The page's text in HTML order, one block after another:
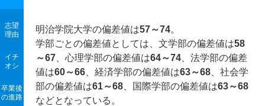
志望
理由
イチ
オシ
卒業後
の進路
明治学院大学の偏差値は57～74。
学部ごとの偏差値としては、文学部の偏差値は58
～67 、心理学部の偏差値は64～74 、法学部の偏差
値は60～66 、経済学部の偏差値は63～68 、社会学
部の偏差値は61～68 、国際学部の偏差値は63～68
などとなっている。